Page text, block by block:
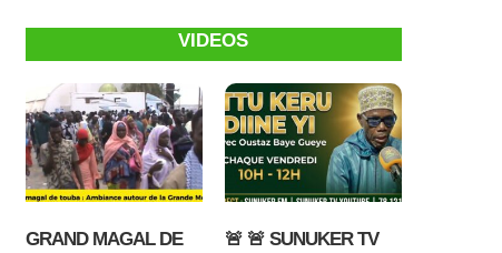
VIDEOS
GRAND MAGAL DE
🚨 🚨 SUNUKER TV